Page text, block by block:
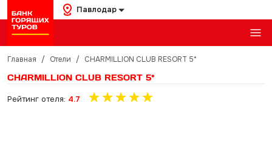
Павлодар
Главная / Отели / CHARMILLION CLUB RESORT 5*
CHARMILLION CLUB RESORT 5*
Рейтинг отеля: 4.7